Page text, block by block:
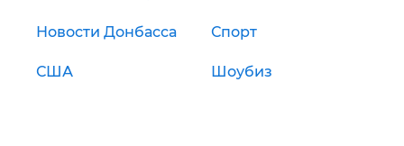
Новости Донбасса Спорт
США Шоубиз